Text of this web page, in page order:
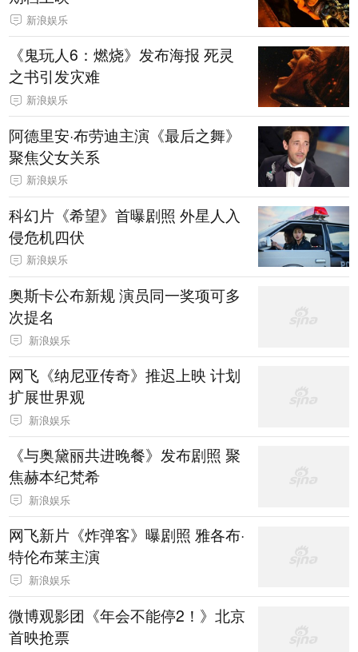
新浪娱乐
《鬼玩人6：燃烧》发布海报 死灵
之书引发灾难
新浪娱乐
阿德里安·布劳迪主演《最后之舞》
聚焦父女关系
新浪娱乐
科幻片《希望》首曝剧照 外星人入
侵危机四伏
新浪娱乐
奥斯卡公布新规 演员同一奖项可多
次提名
新浪娱乐
网飞《纳尼亚传奇》推迟上映 计划
扩展世界观
新浪娱乐
《与奥黛丽共进晚餐》发布剧照 聚
焦赫本纪梵希
新浪娱乐
网飞新片《炸弹客》曝剧照 雅各布·
特伦布莱主演
新浪娱乐
微博观影团《年会不能停2！》北京
首映抢票